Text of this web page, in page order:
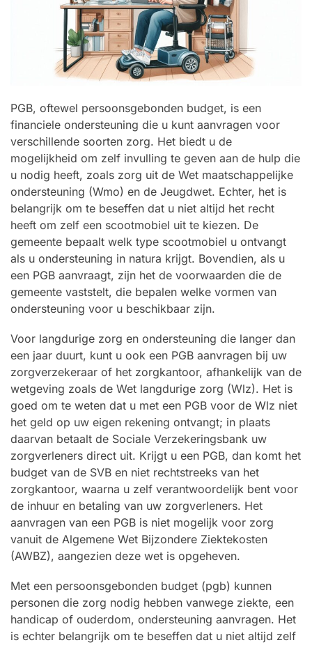
PGB, oftewel persoonsgebonden budget, is een
financiele ondersteuning die u kunt aanvragen voor
verschillende soorten zorg. Het biedt u de
mogelijkheid om zelf invulling te geven aan de hulp die
u nodig heeft, zoals zorg uit de Wet maatschappelijke
ondersteuning (Wmo) en de Jeugdwet. Echter, het is
belangrijk om te beseffen dat u niet altijd het recht
heeft om zelf een scootmobiel uit te kiezen. De
gemeente bepaalt welk type scootmobiel u ontvangt
als u ondersteuning in natura krijgt. Bovendien, als u
een PGB aanvraagt, zijn het de voorwaarden die de
gemeente vaststelt, die bepalen welke vormen van
ondersteuning voor u beschikbaar zijn.
Voor langdurige zorg en ondersteuning die langer dan
een jaar duurt, kunt u ook een PGB aanvragen bij uw
zorgverzekeraar of het zorgkantoor, afhankelijk van de
wetgeving zoals de Wet langdurige zorg (Wlz). Het is
goed om te weten dat u met een PGB voor de Wlz niet
het geld op uw eigen rekening ontvangt; in plaats
daarvan betaalt de Sociale Verzekeringsbank uw
zorgverleners direct uit. Krijgt u een PGB, dan komt het
budget van de SVB en niet rechtstreeks van het
zorgkantoor, waarna u zelf verantwoordelijk bent voor
de inhuur en betaling van uw zorgverleners. Het
aanvragen van een PGB is niet mogelijk voor zorg
vanuit de Algemene Wet Bijzondere Ziektekosten
(AWBZ), aangezien deze wet is opgeheven.
Met een persoonsgebonden budget (pgb) kunnen
personen die zorg nodig hebben vanwege ziekte, een
handicap of ouderdom, ondersteuning aanvragen. Het
is echter belangrijk om te beseffen dat u niet altijd zelf